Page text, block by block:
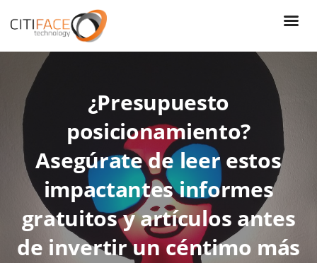
¿Presupuesto
posicionamiento?
Asegúrate de leer estos
impactantes informes
gratuitos y artículos antes
de invertir un céntimo más